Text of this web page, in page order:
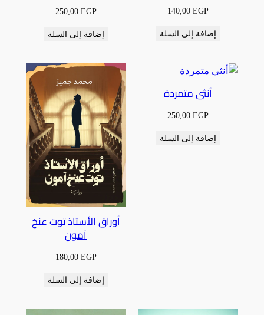
140,00EGP
إضافة إلى السلة
250,00 EGP
إضافة إلى السلة
أنثى متمردة
250,00EGP
إضافة إلى السلة
أوراق الأستاذ توت عنخ
آمون
180,00 EGP
إضافة إلى السلة